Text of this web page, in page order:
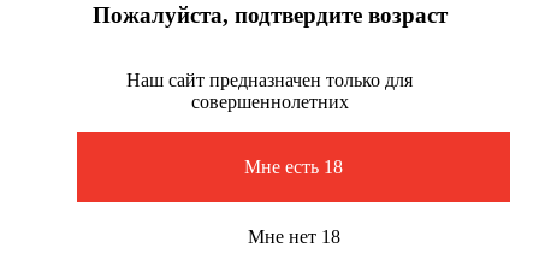
Пожалуйста, подтвердите возраст
Наш сайт предназначен только для
совершеннолетних
Мне есть 18
Мне нет 18